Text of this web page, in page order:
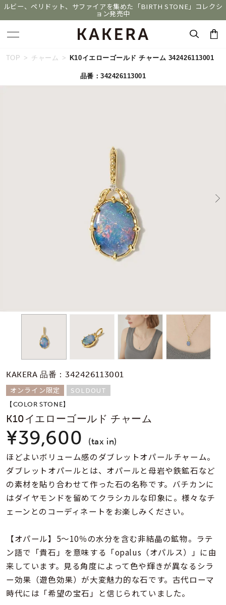
ルビー、ペリドット、サファイアを集めた「BIRTH STONE」コレクシ
ョン発売中
キーワードで検索する
誕生石
石の色
ファッションテイス
ト
着用シーン
コレクション
リングサイズ
メンズ
リングサイズ
～
TOP チャーム K10イエローゴールド チャーム 342426113001
品番：342426113001
KAKERA 品番：342426113001
オンライン限定
SOLDOUT
【COLOR STONE】
K10イエローゴールド チャーム
¥39,600 (tax in)
ほどよいボリューム感のダブレットオパールチャーム。
ダブレットオパールとは、オパールと母岩や鉄鉱石など
の素材を貼り合わせて作った石の名称です。バチカンに
はダイヤモンドを留めてクラシカルな印象に。様々なチ
ェーンとのコーディネートをお楽しみください。
【オパール】5～10％の水分を含む非結晶の鉱物。ラテ
ン語で「貴石」を意味する「opalus（オパルス）」に由
来しています。見る角度によって色や輝きが異なるシラ
ー効果（遊色効果）が大変魅力的な石です。古代ローマ
時代には「希望の宝石」と信じられていました。